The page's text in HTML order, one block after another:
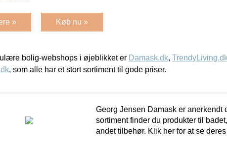
» Køb nu »
bolig-webshops i øjeblikket er Damask.dk,
, som alle har et stort sortiment til gode priser.
Georg Jensen Damask er anerkendt
sortiment finder du produkter til
andet tilbehør. Klik her for at se